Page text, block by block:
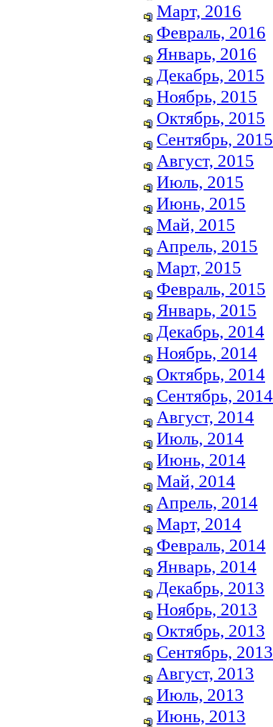
Март, 2016
Февраль, 2016
Январь, 2016
Декабрь, 2015
Ноябрь, 2015
Октябрь, 2015
Сентябрь, 2015
Август, 2015
Июль, 2015
Июнь, 2015
Май, 2015
Апрель, 2015
Март, 2015
Февраль, 2015
Январь, 2015
Декабрь, 2014
Ноябрь, 2014
Октябрь, 2014
Сентябрь, 2014
Август, 2014
Июль, 2014
Июнь, 2014
Май, 2014
Апрель, 2014
Март, 2014
Февраль, 2014
Январь, 2014
Декабрь, 2013
Ноябрь, 2013
Октябрь, 2013
Сентябрь, 2013
Август, 2013
Июль, 2013
Июнь, 2013